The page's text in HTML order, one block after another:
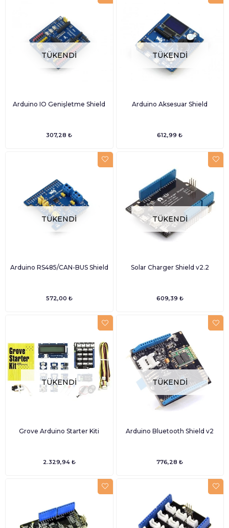
TÜKENDI
Arduino IO Genişletme Shield
307,28 ₺
TÜKENDI
Arduino Aksesuar Shield
612,99 ₺
TÜKENDI
Arduino RS485/CAN-BUS Shield
572,00 ₺
TÜKENDI
Solar Charger Shield v2.2
609,39 ₺
TÜKENDI
Grove Arduino Starter Kiti
2.329,94 ₺
TÜKENDI
Arduino Bluetooth Shield v2
776,28 ₺